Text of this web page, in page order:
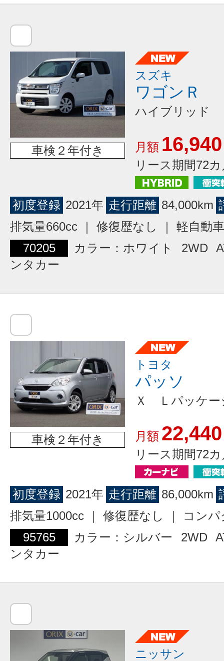
車検２年付き
スズキ
ワゴンＲ
ハイブリッド
月額 16,940
リース期間72
初度登録 2021年 走行距離 84,000km
排気量660cc ｜ 修復歴なし ｜ 軽自動車
70205
カラー：ホワイト 2WD
ンタカー
車検２年付き
トヨタ
パッソ
Ｘ Ｌパッケー
月額 22,440
リース期間72
初度登録 2021年 走行距離 86,000km
排気量1000cc ｜ 修復歴なし ｜ コン
95765
カラー：シルバー 2WD
ンタカー
ニッサン